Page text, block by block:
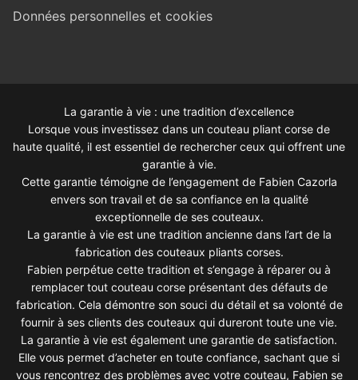
Données personnelles et cookies
La garantie à vie : une tradition d’excellence
Lorsque vous investissez dans un couteau pliant corse de
haute qualité, il est essentiel de rechercher ceux qui offrent une
garantie à vie.
Cette garantie témoigne de l’engagement de Fabien Cazorla
envers son travail et de sa confiance en la qualité
exceptionnelle de ses couteaux.
La garantie à vie est une tradition ancienne dans l’art de la
fabrication des couteaux pliants corses.
Fabien perpétue cette tradition et s’engage à réparer ou à
remplacer tout couteau corse présentant des défauts de
fabrication. Cela démontre son souci du détail et sa volonté de
fournir à ses clients des couteaux qui dureront toute une vie.
La garantie à vie est également une garantie de satisfaction.
Elle vous permet d’acheter en toute confiance, sachant que si
vous rencontrez des problèmes avec votre couteau, Fabien se